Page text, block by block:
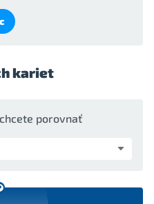
kariet
porovnať